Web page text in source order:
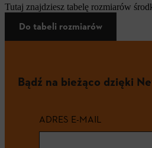
Tutaj znajdziesz tabelę rozmiarów
Do tabeli rozmiarów
Bądź na bieżąco dzięki
ADRES E-MAIL